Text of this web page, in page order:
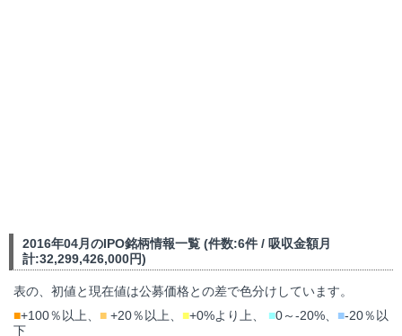
2016年04月のIPO銘柄情報一覧 (件数:6件 / 吸収金額月
計:32,299,426,000円)
表の、初値と現在値は公募価格との差で色分けしています。
■+100％以上、 ■ +20％以上、 ■+0%より上、 ■0～-20%、 ■-20％以
下